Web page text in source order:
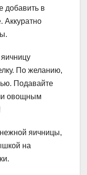
добавить в
Аккуратно
По желанию,
Подавайте
овощным
яичницы,
на